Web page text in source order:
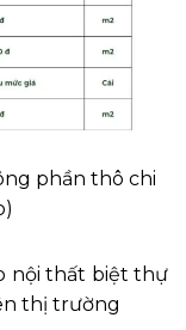
phần thô chi
nội thất biệt thự
thị trường